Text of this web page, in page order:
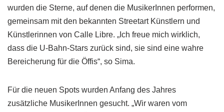
wurden die Sterne, auf denen die MusikerInnen performen,
gemeinsam mit den bekannten Streetart Künstlern und
Künstlerinnen von Calle Libre. „Ich freue mich wirklich,
dass die U-Bahn-Stars zurück sind, sie sind eine wahre
Bereicherung für die Öffis“, so Sima.
Für die neuen Spots wurden Anfang des Jahres
zusätzliche MusikerInnen gesucht. „Wir waren vom